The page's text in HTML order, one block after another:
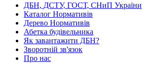
ДБН, ДСТУ, ГОСТ, СНиП України
Каталог Нормативів
Дерево Нормативів
Абетка будівельника
Як завантажити ДБН?
Зворотній зв'язок
Про нас